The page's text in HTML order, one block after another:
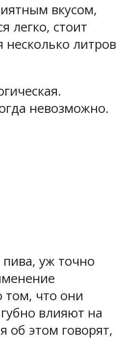
вкусом,
легко, стоит
литров
невозможно.
пива, уж точно
том, что они
влияют на
об этом говорят,